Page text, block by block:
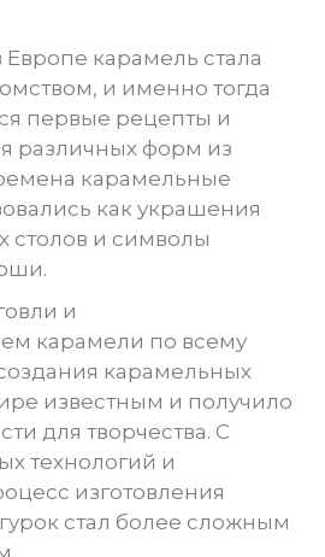
карамель стала
и именно тогда
первые рецепты и
различных форм из
карамельные
как украшения
столов и символы
и
карамели по всему
карамельных
известным и получило
для творчества. С
технологий и
изготовления
стал более сложным